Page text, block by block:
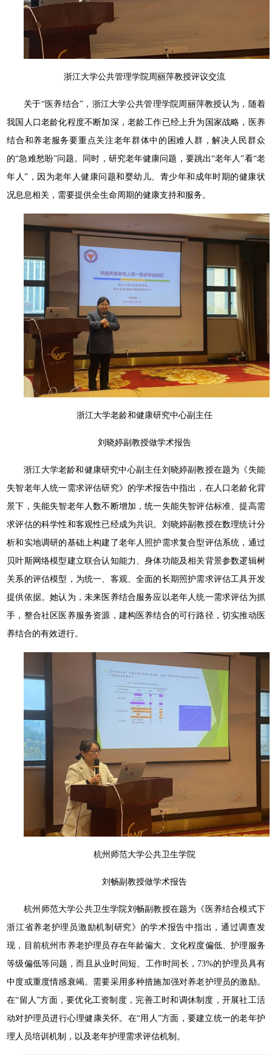
浙江大学公共管理学院周丽萍教授评议交流
关于“医养结合”，浙江大学公共管理学院周丽萍教授认为，随着
我国人口老龄化程度不断加深，老龄工作已经上升为国家战略，医养
结合和养老服务要重点关注老年群体中的困难人群，解决人民群众
的“急难愁盼”问题。同时，研究老年健康问题，要跳出“老年人”看“老
年人”，因为老年人健康问题和婴幼儿、青少年和成年时期的健康状
况息息相关，需要提供全生命周期的健康支持和服务。
浙江大学老龄和健康研究中心副主任
刘晓婷副教授做学术报告
浙江大学老龄和健康研究中心副主任刘晓婷副教授在题为《失能
失智老年人统一需求评估研究》的学术报告中指出，在人口老龄化背
景下，失能失智老年人数不断增加，统一失能失智评估标准、提高需
求评估的科学性和客观性已经成为共识。刘晓婷副教授在数理统计分
析和实地调研的基础上构建了老年人照护需求复合型评估系统，通过
贝叶斯网络模型建立联合认知能力、身体功能及相关背景参数逻辑树
关系的评估模型，为统一、客观、全面的长期照护需求评估工具开发
提供依据。她认为，未来医养结合服务应以老年人统一需求评估为抓
手，整合社区医养服务资源，建构医养结合的可行路径，切实推动医
养结合的有效进行。
杭州师范大学公共卫生学院
刘畅副教授做学术报告
杭州师范大学公共卫生学院刘畅副教授在题为《医养结合模式下
浙江省养老护理员激励机制研究》的学术报告中指出，通过调查发
现，目前杭州市养老护理员存在年龄偏大、文化程度偏低、护理服务
等级偏低等问题，而且从业时间短、工作时间长，73%的护理员具有
中度或重度情感衰竭。需要采用多种措施加强对养老护理员的激励。
在“留人”方面，要优化工资制度，完善工时和调休制度，开展社工活
动对护理员进行心理健康关怀。在“用人”方面，要建立统一的老年护
理人员培训机制，以及老年护理需求评估机制。